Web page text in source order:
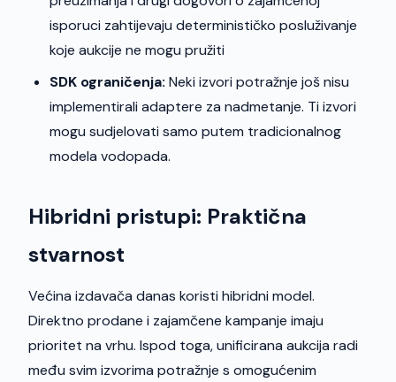
isporuci zahtijevaju determinističko posluživanje
koje aukcije ne mogu pružiti
SDK ograničenja: Neki izvori potražnje još nisu
implementirali adaptere za nadmetanje. Ti izvori
mogu sudjelovati samo putem tradicionalnog
modela vodopada.
Hibridni pristupi: Praktična
stvarnost
Većina izdavača danas koristi hibridni model.
Direktno prodane i zajamčene kampanje imaju
prioritet na vrhu. Ispod toga, unificirana aukcija radi
među svim izvorima potražnje s omogućenim